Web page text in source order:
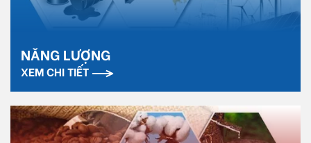
NĂNG LƯỢNG
XEM CHI TIẾT